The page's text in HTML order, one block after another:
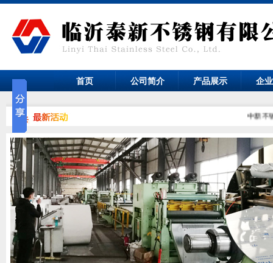
首页 公司简介 产品展示 企
中新不锈